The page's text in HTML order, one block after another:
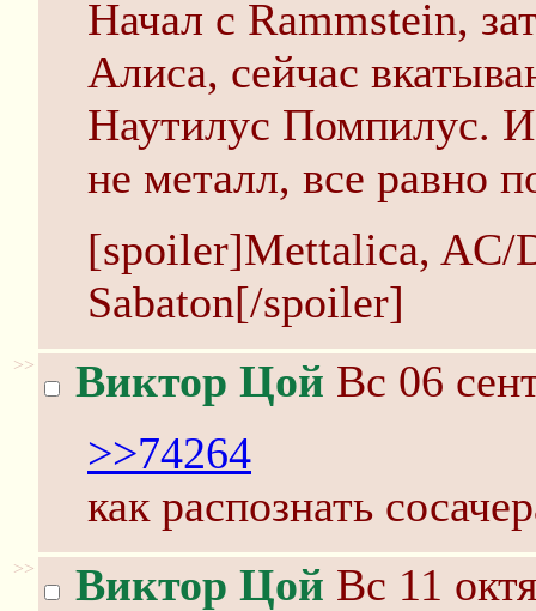
Начал с Rammstein,
Алиса, сейчас
Наутилус Помпилус.
не металл, все равно
[spoiler]Mettalica, AC/
Sabaton[/spoiler]
>> Виктор Цой Вс 06
>>74264
как распознать
>> Виктор Цой Вс 11